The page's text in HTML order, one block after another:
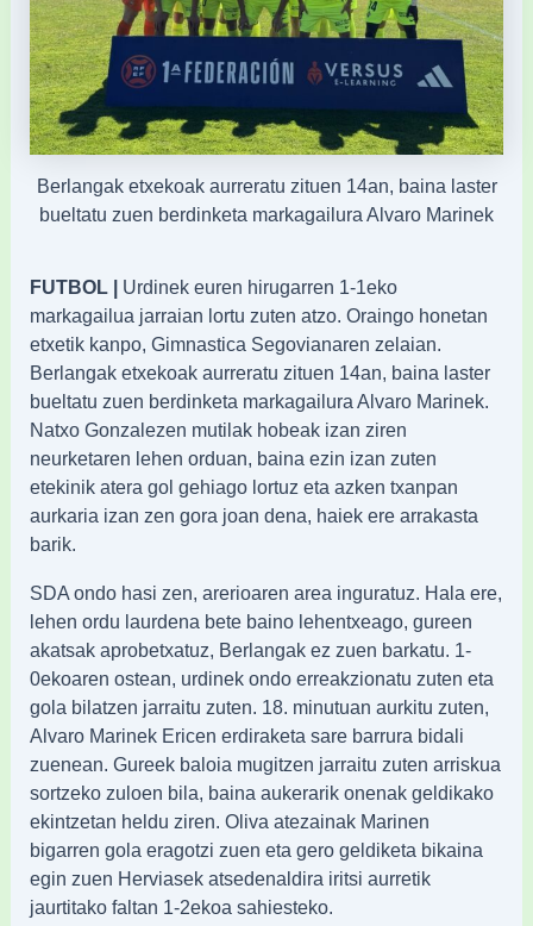
Berlangak etxekoak aurreratu zituen 14an, baina laster
bueltatu zuen berdinketa markagailura Alvaro Marinek
FUTBOL |
Urdinek euren hirugarren 1-1eko
markagailua jarraian lortu zuten atzo. Oraingo honetan
etxetik kanpo, Gimnastica Segovianaren zelaian.
Berlangak etxekoak aurreratu zituen 14an, baina laster
bueltatu zuen berdinketa markagailura Alvaro Marinek.
Natxo Gonzalezen mutilak hobeak izan ziren
neurketaren lehen orduan, baina ezin izan zuten
etekinik atera gol gehiago lortuz eta azken txanpan
aurkaria izan zen gora joan dena, haiek ere arrakasta
barik.
SDA ondo hasi zen, arerioaren area inguratuz. Hala ere,
lehen ordu laurdena bete baino lehentxeago, gureen
akatsak aprobetxatuz, Berlangak ez zuen barkatu. 1-
0ekoaren ostean, urdinek ondo erreakzionatu zuten eta
gola bilatzen jarraitu zuten. 18. minutuan aurkitu zuten,
Alvaro Marinek Ericen erdiraketa sare barrura bidali
zuenean. Gureek baloia mugitzen jarraitu zuten arriskua
sortzeko zuloen bila, baina aukerarik onenak geldikako
ekintzetan heldu ziren. Oliva atezainak Marinen
bigarren gola eragotzi zuen eta gero geldiketa bikaina
egin zuen Herviasek atsedenaldira iritsi aurretik
jaurtitako faltan 1-2ekoa sahiesteko.